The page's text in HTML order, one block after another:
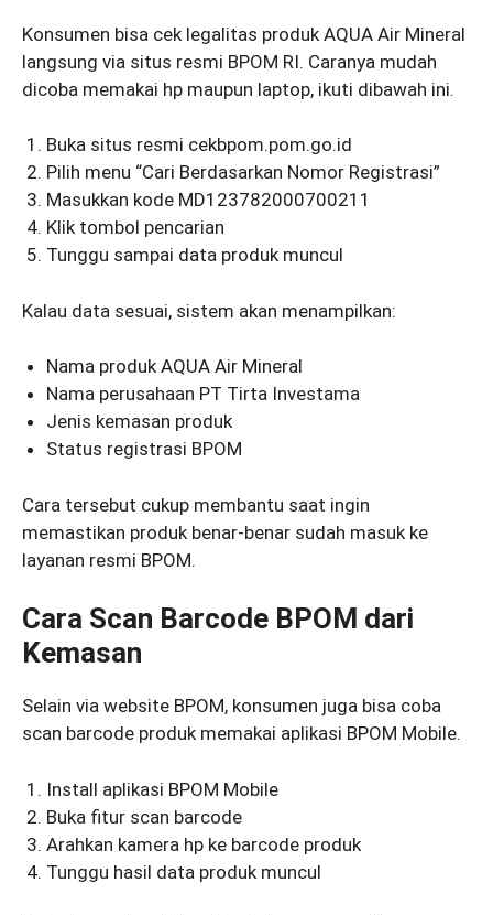
Konsumen bisa cek legalitas produk AQUA Air Mineral
langsung via situs resmi BPOM RI. Caranya mudah
dicoba memakai hp maupun laptop, ikuti dibawah ini.
Buka situs resmi cekbpom.pom.go.id
Pilih menu “Cari Berdasarkan Nomor Registrasi”
Masukkan kode MD123782000700211
Klik tombol pencarian
Tunggu sampai data produk muncul
Kalau data sesuai, sistem akan menampilkan:
Nama produk AQUA Air Mineral
Nama perusahaan PT Tirta Investama
Jenis kemasan produk
Status registrasi BPOM
Cara tersebut cukup membantu saat ingin
memastikan produk benar-benar sudah masuk ke
layanan resmi BPOM.
Cara Scan Barcode BPOM dari
Kemasan
Selain via website BPOM, konsumen juga bisa coba
scan barcode produk memakai aplikasi BPOM Mobile.
Install aplikasi BPOM Mobile
Buka fitur scan barcode
Arahkan kamera hp ke barcode produk
Tunggu hasil data produk muncul